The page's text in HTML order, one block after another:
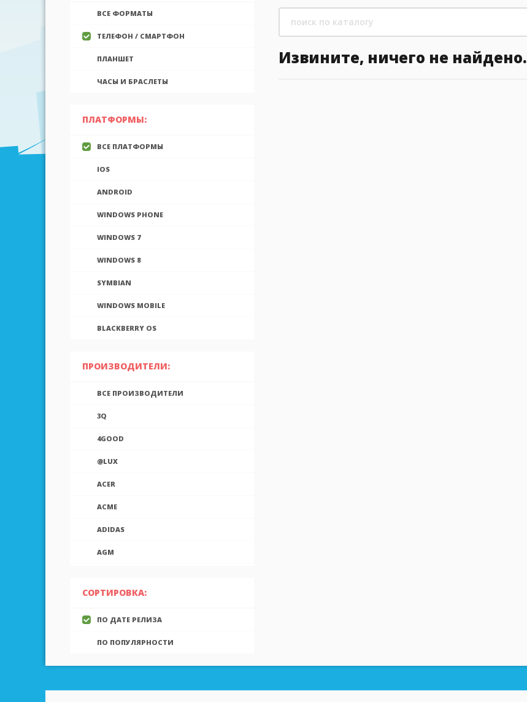
ВСЕ ФОРМАТЫ
ТЕЛЕФОН / СМАРТФОН
ПЛАНШЕТ
ЧАСЫ И БРАСЛЕТЫ
ПЛАТФОРМЫ:
ВСЕ ПЛАТФОРМЫ
IOS
ANDROID
WINDOWS PHONE
WINDOWS 7
WINDOWS 8
SYMBIAN
WINDOWS MOBILE
BLACKBERRY OS
ПРОИЗВОДИТЕЛИ:
ВСЕ ПРОИЗВОДИТЕЛИ
3Q
4GOOD
@LUX
ACER
ACME
ADIDAS
AGM
AIGO
AINOL
AIRON
ALCATEL
ALLVIEW
СОРТИРОВКА:
ПО ДАТЕ РЕЛИЗА
ПО ПОПУЛЯРНОСТИ
Извините, ничего не найдено.